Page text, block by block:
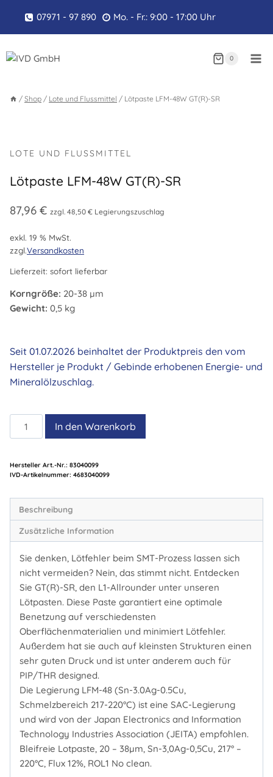
springen
07971 - 97 890 Mo. - Fr.: 9:00 - 17:00 Uhr
0
/ Shop / Lote und Flussmittel / Lötpaste LFM-48W GT(R)-SR
LOTE UND FLUSSMITTEL
Lötpaste LFM-48W GT(R)-SR
87,96 € zzgl. 48,50 € Legierungszuschlag
exkl. 19 % MwSt.
zzgl.Versandkosten
Lieferzeit: sofort lieferbar
Korngröße: 20-38 µm
Gewicht: 0,5 kg
Seit 01.07.2026 beinhaltet der Produktpreis den vom
Hersteller je Produkt / Gebinde erhobenen Energie- und
Mineralölzuschlag.
Lötpaste
LFM-
GT(R)-
SR
In den Warenkorb
Hersteller Art.-Nr.: 83040099
Artikelnummer: 4683040099
Beschreibung
Zusätzliche Information
Sie denken, Lötfehler beim SMT-Prozess lassen sich
nicht vermeiden? Nein, das stimmt nicht. Entdecken
Sie GT(R)-SR, den L1-Allrounder unter unseren
Lötpasten. Diese Paste garantiert eine optimale
Benetzung auf verschiedensten
Oberflächenmaterialien und minimiert Lötfehler.
Außerdem hat sie auch auf kleinsten Strukturen einen
sehr guten Druck und ist unter anderem auch für
PIP/THR designed.
Die Legierung LFM-48 (Sn-3.0Ag-0.5Cu,
Schmelzbereich 217-220°C) ist eine SAC-Legierung
und wird von der Japan Electronics and Information
Technology Industries Association (JEITA) empfohlen.
Bleifreie Lotpaste, 20 – 38µm, Sn-3,0Ag-0,5Cu, 217° –
220°C, Flux 12%, ROL1 No clean.